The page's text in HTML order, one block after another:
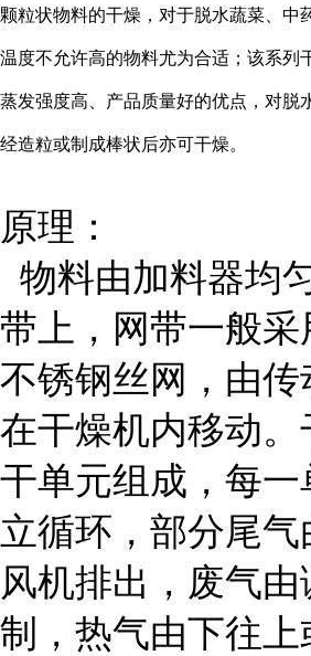
颗粒状物料的干燥，对于脱水蔬菜、中
温度不允许高的物料尤为合适；该系列
蒸发强度高、产品质量好的优点，对脱
经造粒或制成棒状后亦可干燥。
原理：
物料由加料器均
带上，网带一般采
不锈钢丝网，由传
在干燥机内移动
干单元组成，每一
立循环，部分尾
风机排出，废气
制，热气由下往